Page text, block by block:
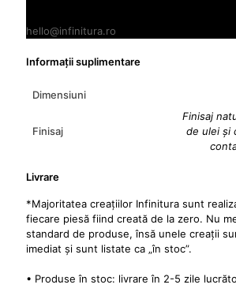
hello@infinitura.ro
Informații suplimentare
Dimensiuni
Finisaj
Finisaj
de ulei și
Livrare
*Majoritatea creațiilor Infinitura sunt
fiecare piesă fiind creată de la zero. Nu
standard de produse, însă unele creații
imediat și sunt listate ca „în stoc”.
• Produse în stoc: livrare în 2-5 zile